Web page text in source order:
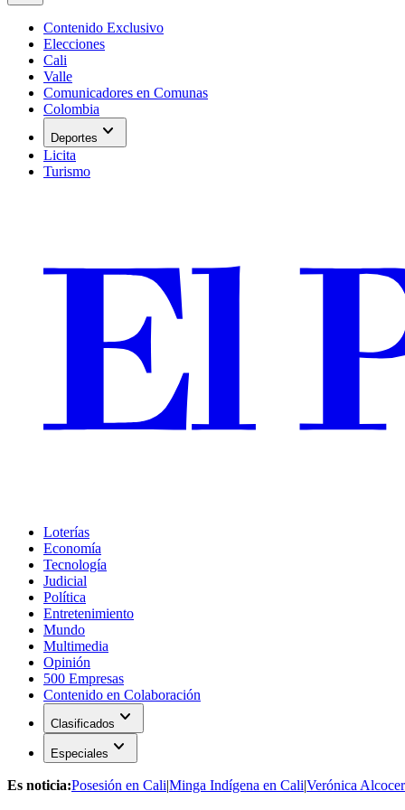
Contenido Exclusivo
Elecciones
Cali
Valle
Comunicadores en Comunas
Colombia
Deportes expand_more
Licita
Turismo
Loterías
Economía
Tecnología
Judicial
Política
Entretenimiento
Mundo
Multimedia
Opinión
500 Empresas
Contenido en Colaboración
Clasificados expand_more
Especiales expand_more
Es noticia:Posesión en Cali|Minga Indígena en Cali|Verónica Alcocer